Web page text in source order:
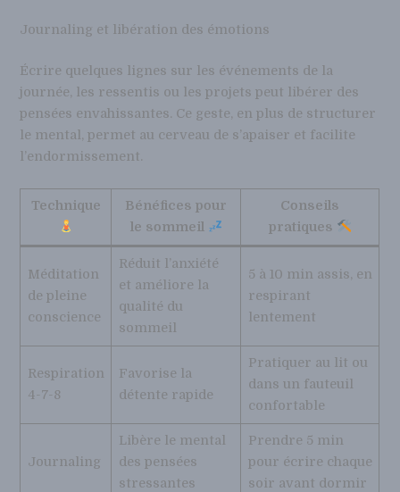
Journaling et libération des émotions
Écrire quelques lignes sur les événements de la
journée, les ressentis ou les projets peut libérer des
pensées envahissantes. Ce geste, en plus de structurer
le mental, permet au cerveau de s’apaiser et facilite
l’endormissement.
Technique
Bénéfices pour
le sommeil
Conseils
pratiques
Méditation
de pleine
conscience
Réduit l’anxiété
et améliore la
qualité du
sommeil
5 à 10 min assis, en
respirant
lentement
Respiration
4-7-8
Favorise la
détente rapide
Pratiquer au lit ou
dans un fauteuil
confortable
Journaling
Libère le mental
des pensées
stressantes
Prendre 5 min
pour écrire chaque
soir avant dormir